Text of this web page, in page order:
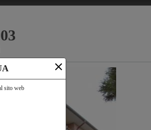
close
sito web